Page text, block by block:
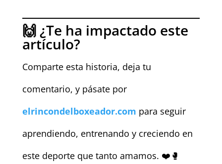
🙌 ¿Te ha impactado este
artículo?
Comparte esta historia, deja tu
comentario, y pásate por
elrincondelboxeador.com para seguir
aprendiendo, entrenando y creciendo en
este deporte que tanto amamos. ❤️🥊